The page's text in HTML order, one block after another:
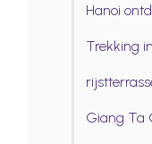
Hanoi
Trekking
Giang Ta